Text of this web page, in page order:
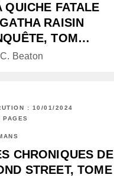
QUICHE FATALE
RAISIN
TOM…
Beaton
: 10/01/2024
PAGES
CHRONIQUES DE
STREET, TOME